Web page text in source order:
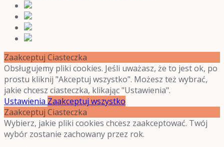
Zaakceptuj Ciasteczka
Obsługujemy pliki cookies. Jeśli uważasz, że to jest ok, po
prostu kliknij "Akceptuj wszystko". Możesz też wybrać,
jakie chcesz ciasteczka, klikając "Ustawienia".
Ustawienia Zaakceptuj wszystko
Zaakceptuj Ciasteczka
Wybierz, jakie pliki cookies chcesz zaakceptować. Twój
wybór zostanie zachowany przez rok.